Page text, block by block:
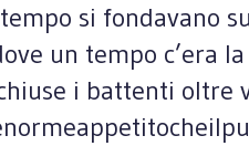
si fondavano
un tempo c’era
i battenti oltre